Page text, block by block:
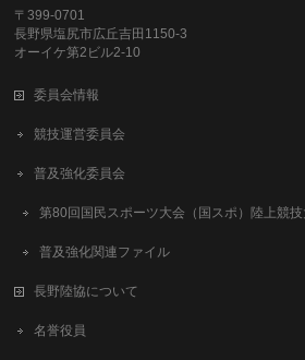
〒399-0701
長野県塩尻市広丘吉田1150-3
オーイケ第2ビル2-10
委員会情報
競技運営委員会
普及強化委員会
第80回国民スポーツ大会（国スポ）陸上競
普及強化関連ファイル
長野陸協について
名誉役員